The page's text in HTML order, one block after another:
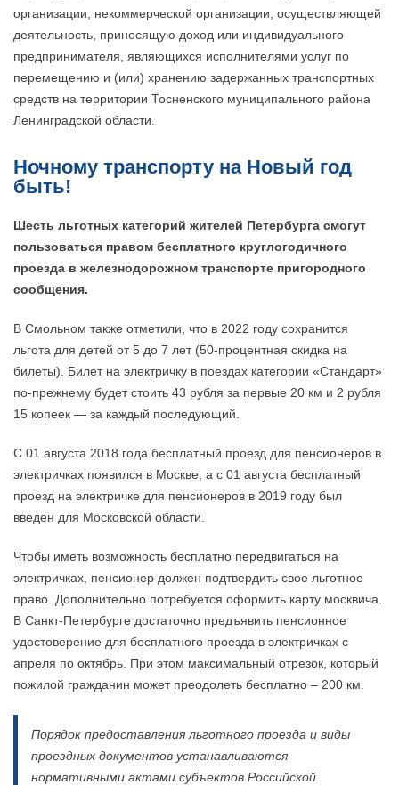
организации, некоммерческой организации, осуществляющей
деятельность, приносящую доход или индивидуального
предпринимателя, являющихся исполнителями услуг по
перемещению и (или) хранению задержанных транспортных
средств на территории Тосненского муниципального района
Ленинградской области.
Ночному транспорту на Новый год
быть!
Шесть льготных категорий жителей Петербурга смогут
пользоваться правом бесплатного круглогодичного
проезда в железнодорожном транспорте пригородного
сообщения.
В Смольном также отметили, что в 2022 году сохранится
льгота для детей от 5 до 7 лет (50-процентная скидка на
билеты). Билет на электричку в поездах категории «Стандарт»
по-прежнему будет стоить 43 рубля за первые 20 км и 2 рубля
15 копеек — за каждый последующий.
С 01 августа 2018 года бесплатный проезд для пенсионеров в
электричках появился в Москве, а с 01 августа бесплатный
проезд на электричке для пенсионеров в 2019 году был
введен для Московской области.
Чтобы иметь возможность бесплатно передвигаться на
электричках, пенсионер должен подтвердить свое льготное
право. Дополнительно потребуется оформить карту москвича.
В Санкт-Петербурге достаточно предъявить пенсионное
удостоверение для бесплатного проезда в электричках с
апреля по октябрь. При этом максимальный отрезок, который
пожилой гражданин может преодолеть бесплатно – 200 км.
Порядок предоставления льготного проезда и виды
проездных документов устанавливаются
нормативными актами субъектов Российской